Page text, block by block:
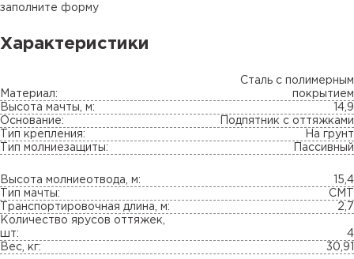
заполните форму
Характеристики
Материал:
Сталь с полимерным
покрытием
Высота мачты, м:
14,9
Основание:
Подпятник с оттяжками
Тип крепления:
На грунт
Тип молниезащиты:
Пассивный
Высота молниеотвода, м:
15,4
Тип мачты:
СМТ
Транспортировочная длина, м:
2,7
Количество ярусов оттяжек,
шт:
4
Вес, кг:
30,91